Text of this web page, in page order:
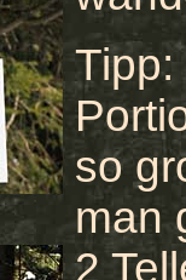
Tipp:
so
man
2